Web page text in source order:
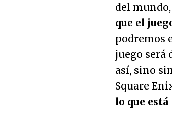
del mundo,
que el
podremos
juego será
así, sino
Square
lo que